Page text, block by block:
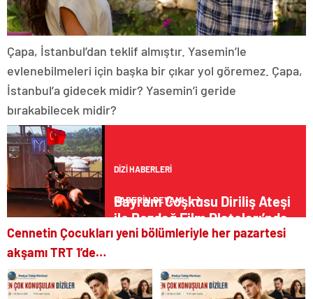
Çapa, İstanbul’dan teklif almıştır. Yasemin’le
evlenebilmeleri için başka bir çıkar yol göremez. Çapa,
İstanbul’a gidecek midir? Yasemin’i geride
bırakabilecek midir?
DIZI HABERLERI
Bayram Coşkusu Diriliş Ateşi
ile Bozdağ Film Platoları’nda
HABERİN DEVAMI
Cennetin Çocukları yeni bölümleriyle her pazartesi
akşamı TRT 1’de…